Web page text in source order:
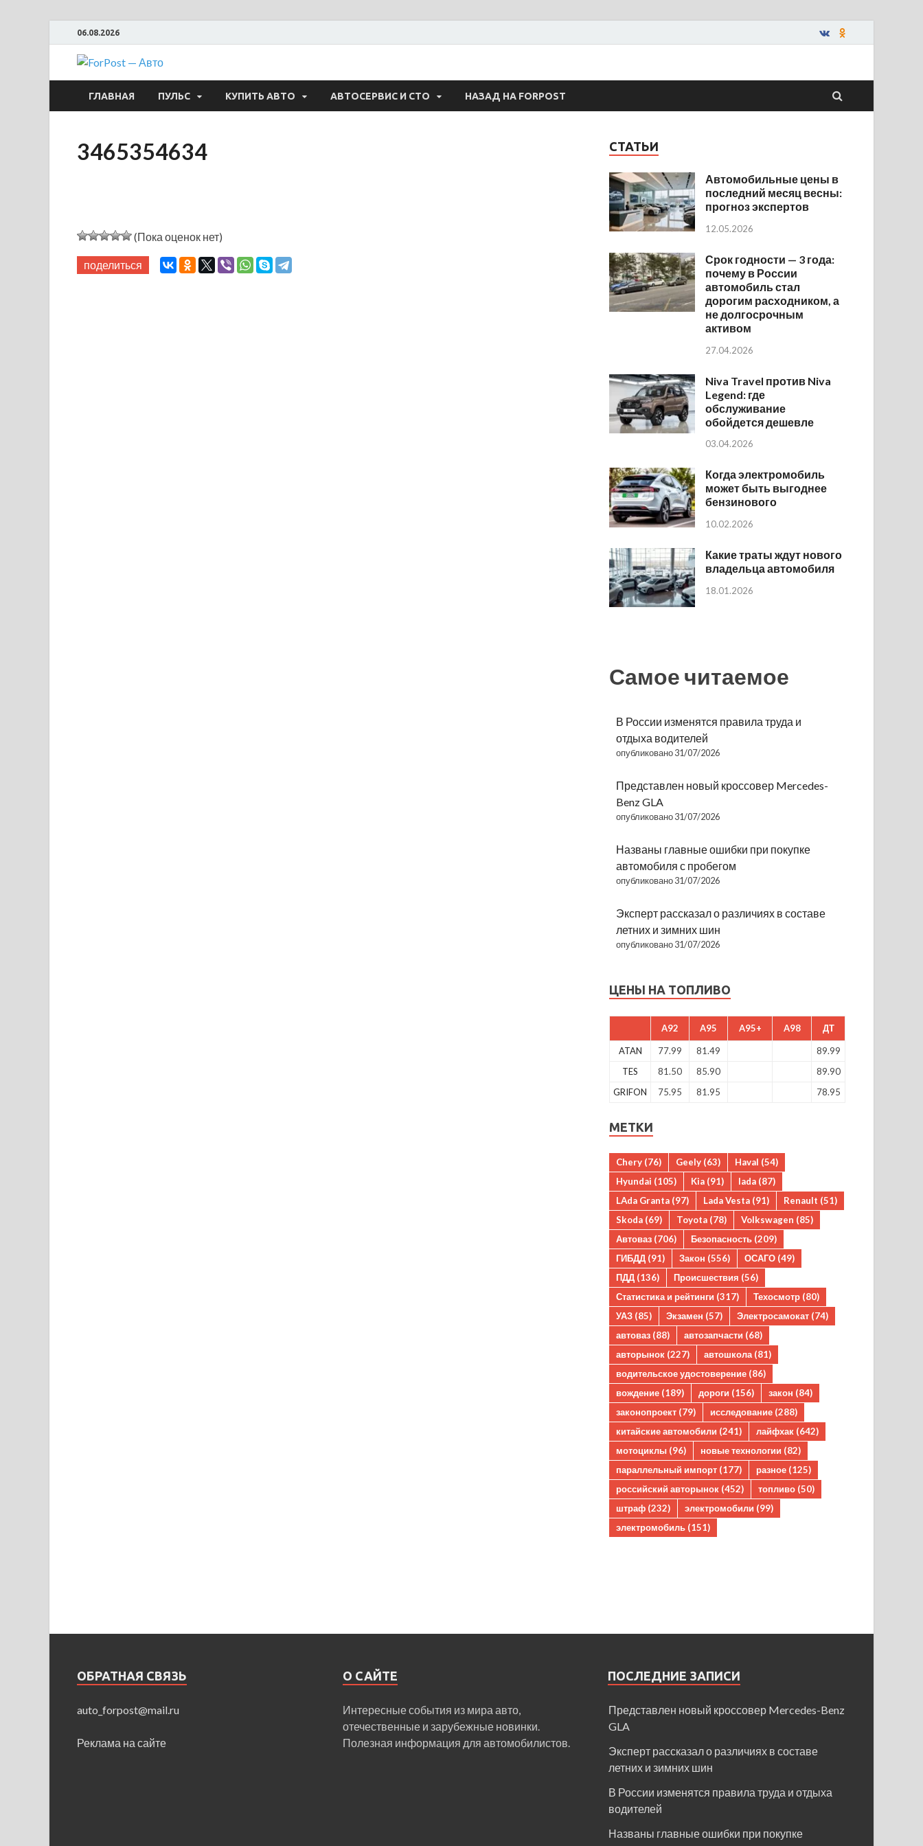
06.08.2026
ForPost — Авто
ГЛАВНАЯ ПУЛЬС КУПИТЬ АВТО АВТОСЕРВИС И СТО НАЗАД НА FORPOST
3465354634
(Пока оценок нет)
поделиться
СТАТЬИ
Автомобильные цены в
последний месяц весны:
прогноз экспертов
12.05.2026
Срок годности — 3 года:
почему в России
автомобиль стал
дорогим расходником, а
не долгосрочным
активом
27.04.2026
Niva Travel против Niva
Legend: где
обслуживание
обойдется дешевле
03.04.2026
Когда электромобиль
может быть выгоднее
бензинового
10.02.2026
Какие траты ждут нового
владельца автомобиля
18.01.2026
Самое читаемое
В России изменятся правила труда и
отдыха водителей
опубликовано 31/07/2026
Представлен новый кроссовер Mercedes-
Benz GLA
опубликовано 31/07/2026
Названы главные ошибки при покупке
автомобиля с пробегом
опубликовано 31/07/2026
Эксперт рассказал о различиях в составе
летних и зимних шин
опубликовано 31/07/2026
ЦЕНЫ НА ТОПЛИВО
A92 A95 A95+ A98 ДТ
ATAN 77.99 81.49
89.99
TES
81.50 85.90
89.90
GRIFON
75.95 81.95 78.95
МЕТКИ
Chery (76) Geely (63) Haval (54)
Hyundai (105) Kia (91) lada (87)
LAda Granta (97) Lada Vesta (91) Renault (51)
Skoda (69) Toyota (78) Volkswagen (85)
Автоваз (706) Безопасность (209)
ГИБДД (91) Закон (556) ОСАГО (49)
ПДД (136) Происшествия (56)
Статистика и рейтинги (317) Техосмотр (80)
УАЗ (85) Экзамен (57) Электросамокат (74)
автоваз (88) автозапчасти (68)
авторынок (227) автошкола (81)
водительское удостоверение (86)
вождение (189) дороги (156) закон (84)
законопроект (79) исследование (288)
китайские автомобили (241) лайфхак (642)
мотоциклы (96) новые технологии (82)
параллельный импорт (177) разное (125)
российский авторынок (452) топливо (50)
штраф (232) электромобили (99)
электромобиль (151)
ОБРАТНАЯ СВЯЗЬ
auto_forpost@mail.ru
Реклама на сайте
О САЙТЕ
Интересные события из мира авто,
отечественные и зарубежные новинки.
Полезная информация для автомобилистов.
ПОСЛЕДНИЕ ЗАПИСИ
Представлен новый кроссовер Mercedes-Benz
GLA
Эксперт рассказал о различиях в составе
летних и зимних шин
В России изменятся правила труда и отдыха
водителей
Названы главные ошибки при покупке